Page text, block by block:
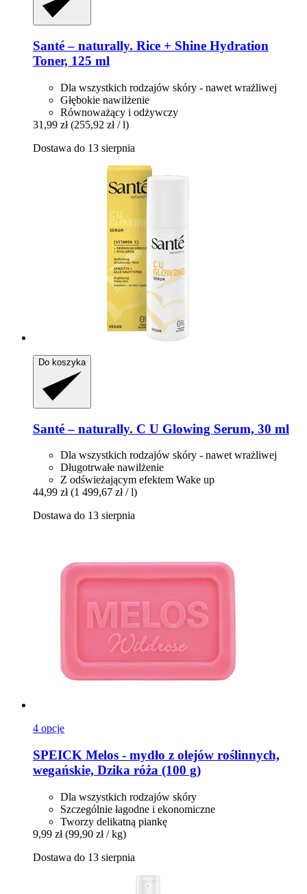
Santé – naturally. Rice + Shine Hydration
Toner, 125 ml
Dla wszystkich rodzajów skóry - nawet wrażliwej
Głębokie nawilżenie
Równoważący i odżywczy
31,99 zł (255,92 zł / l)
Dostawa do 13 sierpnia
Do koszyka
Santé – naturally. C U Glowing Serum, 30 ml
Dla wszystkich rodzajów skóry - nawet wrażliwej
Długotrwałe nawilżenie
Z odświeżającym efektem Wake up
44,99 zł (1 499,67 zł / l)
Dostawa do 13 sierpnia
4 opcje
SPEICK Melos -​ mydło z olejów roślinnych,
wegańskie, Dzika róża (100 g)
Dla wszystkich rodzajów skóry
Szczególnie łagodne i ekonomiczne
Tworzy delikatną piankę
9,99 zł (99,90 zł / kg)
Dostawa do 13 sierpnia